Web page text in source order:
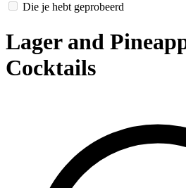
Die je hebt geprobeerd
Lager and
Cocktails